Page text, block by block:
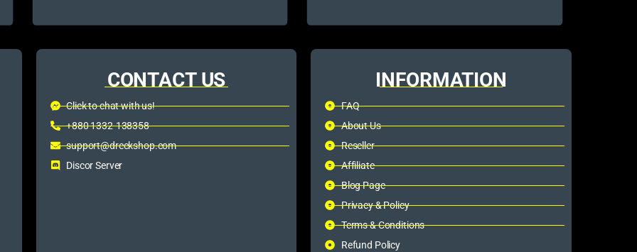
CONTACT US
Click to chat with us!
+880 1332-138358
support@dreckshop.com
Discor Server
INFORMATION
FAQ
About Us
Reseller
Affiliate
Blog Page
Privacy & Policy
Terms & Conditions
Refund Policy